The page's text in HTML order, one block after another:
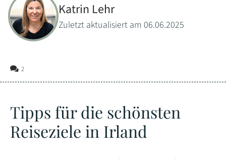
Katrin Lehr
Zuletzt aktualisiert am 06.06.2025
2
Tipps für die schönsten
Reiseziele in Irland